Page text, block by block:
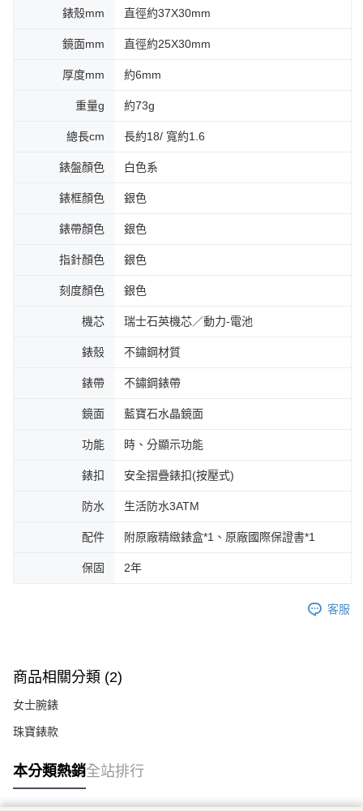
錶殼mm 直徑約37X30mm
鏡面mm 直徑約25X30mm
厚度mm 約6mm
重量g 約73g
總長cm 長約18/ 寬約1.6
錶盤顏色 白色系
錶框顏色 銀色
錶帶顏色 銀色
指針顏色 銀色
刻度顏色 銀色
機芯 瑞士石英機芯／動力-電池
錶殼 不鏽鋼材質
錶帶 不鏽鋼錶帶
鏡面 藍寶石水晶鏡面
功能 時、分顯示功能
錶扣 安全摺疊錶扣(按壓式)
防水 生活防水3ATM
配件 附原廠精緻錶盒*1、原廠國際保證書*1
保固 2年
客服
商品相關分類 (2)
女士腕錶
珠寶錶款
本分類熱銷全站排行